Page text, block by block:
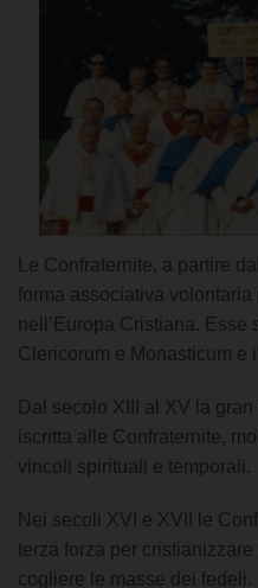
Le Confraternite, a partire
forma associativa
nell’Europa Cristiana. Esse
Clericorum e Monasticum e
Dal secolo XIII al XV la
iscritta alle Confraternite,
vincoli spirituali e temporali.
Nei secoli XVI e XVII le
terza forza per
cogliere le masse dei fedeli.